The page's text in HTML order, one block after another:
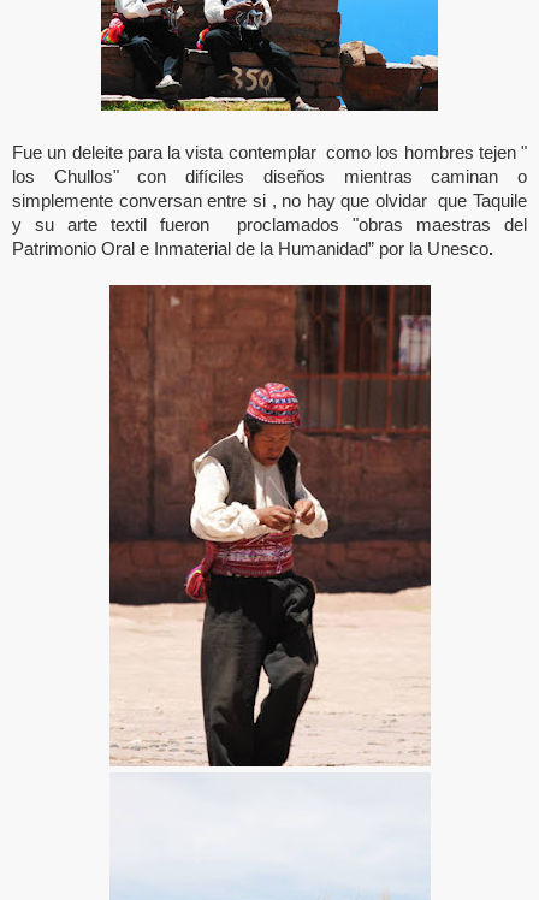
Fue un deleite para la vista contemplar como los hombres tejen "
los Chullos" condifíciles diseños mientras caminan o
simplemente conversan entre si , no hay que olvidar que Taquile
y su arte textil fueron proclamados "obras maestras del
Patrimonio Oral e Inmaterial de la Humanidad” por la Unesco.